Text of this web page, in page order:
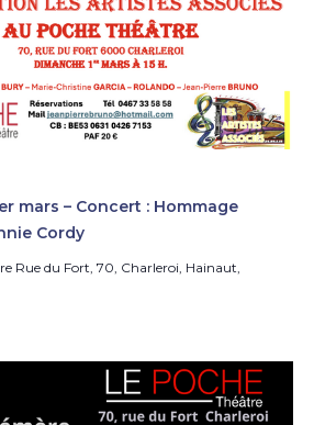
mars – Concert : Hommage
Cordy
Rue du Fort, 70, Charleroi, Hainaut,